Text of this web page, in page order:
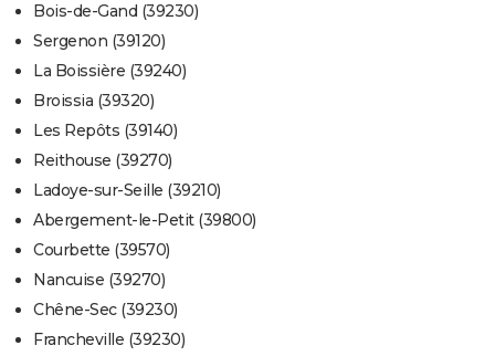
Bois-de-Gand (39230)
Sergenon (39120)
La Boissière (39240)
Broissia (39320)
Les Repôts (39140)
Reithouse (39270)
Ladoye-sur-Seille (39210)
Abergement-le-Petit (39800)
Courbette (39570)
Nancuise (39270)
Chêne-Sec (39230)
Francheville (39230)